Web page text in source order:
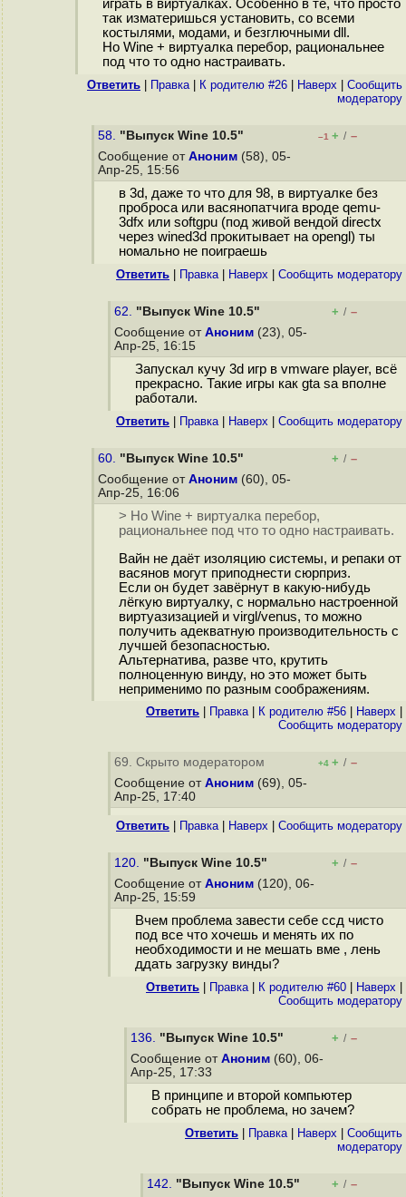
играть в виртуалках. Особенно в те, что просто
так изматеришься установить, со всеми
костылями, модами, и безглючными dll.
Но Wine + виртуалка перебор, рациональнее
под что то одно настраивать.
Ответить Правка| К родителю #26 Наверх
Cообщить
модератору
58. "Выпуск Wine 10.5" –1 + / –
Сообщение от Аноним (58), 05-
Апр-25, 15:56
в 3d, даже то что для 98, в виртуалке без
проброса или васянопатчига вроде qemu-
3dfx или softgpu (под живой вендой directx
через wined3d прокитывает на opengl) ты
номально не поиграешь
Ответить Правка| Наверх Cообщить модератору
62. "Выпуск Wine 10.5" + / –
Сообщение от Аноним (23), 05-
Апр-25, 16:15
Запускал кучу 3d игр в vmware player, всё
прекрасно. Такие игры как gta sa вполне
работали.
Ответить Правка| Наверх Cообщить модератору
60. "Выпуск Wine 10.5" + / –
Сообщение от Аноним (60), 05-
Апр-25, 16:06
> Но Wine + виртуалка перебор,
рациональнее под что то одно настраивать.
Вайн не даёт изоляцию системы, и репаки от
васянов могут приподнести сюрприз.
Если он будет завёрнут в какую-нибудь
лёгкую виртуалку, с нормально настроенной
виртуазизацией и virgl/venus, то можно
получить адекватную производительность с
лучшей безопасностью.
Альтернатива, разве что, крутить
полноценную винду, но это может быть
неприменимо по разным соображениям.
Ответить Правка| К родителю #56 Наверх
Cообщить модератору
69. Скрыто модератором +4 + / –
Сообщение от Аноним (69), 05-
Апр-25, 17:40
Ответить Правка| Наверх Cообщить модератору
120. "Выпуск Wine 10.5" + / –
Сообщение от Аноним (120), 06-
Апр-25, 15:59
Вчем проблема завести себе ссд чисто
под все что хочешь и менять их по
необходимости и не мешать вме , лень
ддать загрузку винды?
Ответить Правка| К родителю #60 Наверх
Cообщить модератору
136. "Выпуск Wine 10.5" + / –
Сообщение от Аноним (60), 06-
Апр-25, 17:33
В принципе и второй компьютер
собрать не проблема, но зачем?
Ответить Правка| Наверх
Cообщить
модератору
142. "Выпуск Wine 10.5" + / –